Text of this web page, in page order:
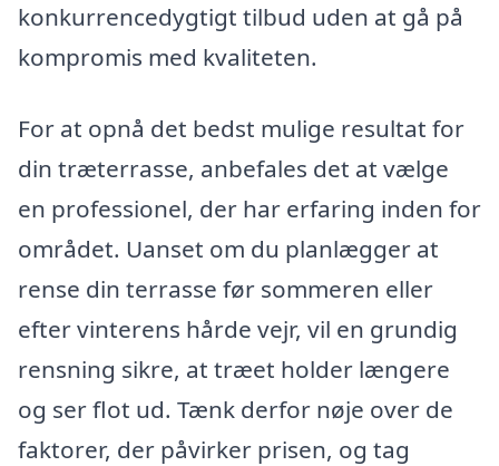
konkurrencedygtigt tilbud uden at gå på
kompromis med kvaliteten.
For at opnå det bedst mulige resultat for
din træterrasse, anbefales det at vælge
en professionel, der har erfaring inden for
området. Uanset om du planlægger at
rense din terrasse før sommeren eller
efter vinterens hårde vejr, vil en grundig
rensning sikre, at træet holder længere
og ser flot ud. Tænk derfor nøje over de
faktorer, der påvirker prisen, og tag